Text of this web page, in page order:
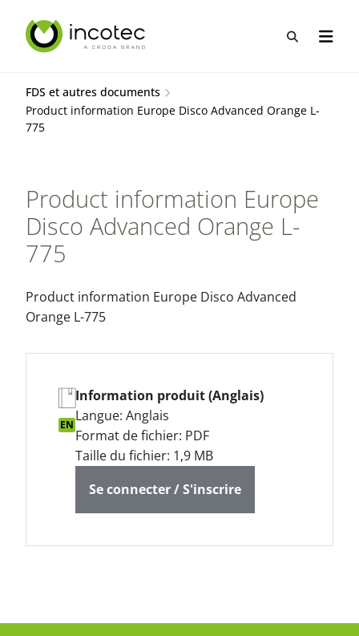
contenu
menu
FDS et autres documents
Product information Europe Disco Advanced Orange L-
775
Product information Europe
Disco Advanced Orange L-
775
Product information Europe Disco Advanced
Orange L-775
EN
Information produit (Anglais)
Langue: Anglais
Format de fichier: PDF
Taille du fichier: 1,9 MB
Se connecter / S'inscrire